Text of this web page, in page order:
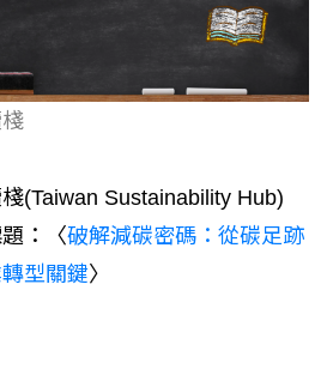
(Taiwan Sustainability Hub)
：〈破解減碳密碼：從碳足跡
型關鍵〉